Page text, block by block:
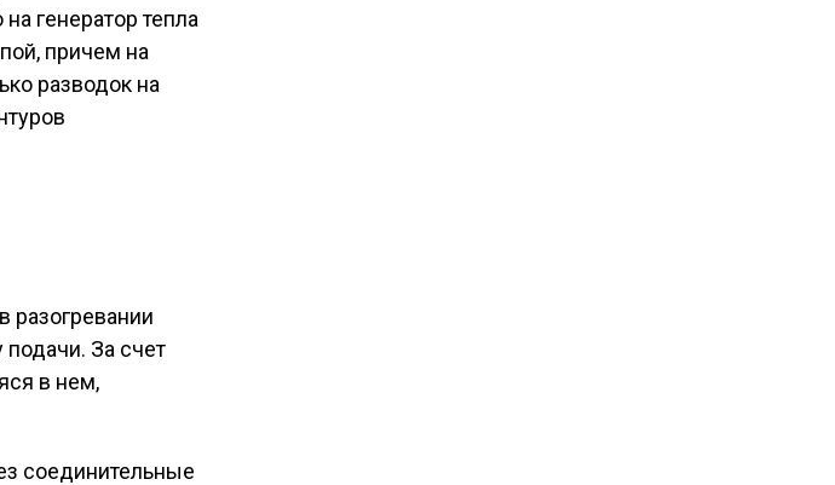
генератор тепла
причем на
разводок на
разогревании
За счет
в нем,
соединительные